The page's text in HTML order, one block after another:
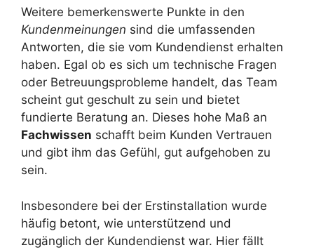
Weitere bemerkenswerte Punkte in den
Kundenmeinungen sind die umfassenden
Antworten, die sie vom Kundendienst erhalten
haben. Egal ob es sich um technische Fragen
oder Betreuungsprobleme handelt, das Team
scheint gut geschult zu sein und bietet
fundierte Beratung an. Dieses hohe Maß an
Fachwissen schafft beim Kunden Vertrauen
und gibt ihm das Gefühl, gut aufgehoben zu
sein.
Insbesondere bei der Erstinstallation wurde
häufig betont, wie unterstützend und
zugänglich der Kundendienst war. Hier fällt